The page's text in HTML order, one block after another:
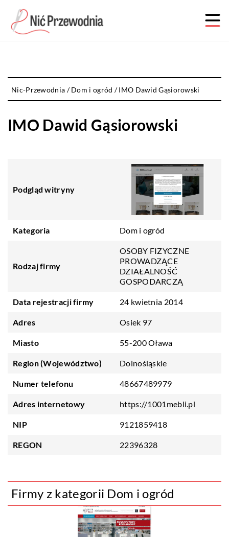
Nic-Przewodnia /Dom i ogród /IMO Dawid Gąsiorowski
IMO Dawid Gąsiorowski
Podgląd witryny
Kategoria Dom i ogród
Rodzaj firmy
OSOBY FIZYCZNE
PROWADZĄCE
DZIAŁALNOŚĆ
GOSPODARCZĄ
Data rejestracji firmy 24 kwietnia 2014
Adres Osiek 97
Miasto 55-200 Oława
Region (Województwo) Dolnośląskie
Numer telefonu 48667489979
Adres internetowy https://1001mebli.pl
NIP 9121859418
REGON 22396328
Firmy z kategorii Dom i ogród